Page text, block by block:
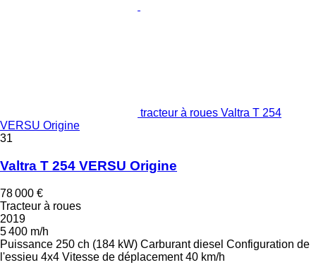
tracteur à roues Valtra T 254
VERSU Origine
31
Valtra T 254 VERSU Origine
78 000 €
Tracteur à roues
2019
5 400 m/h
Puissance 250 ch (184 kW) Carburant diesel Configuration de
l'essieu 4x4 Vitesse de déplacement 40 km/h